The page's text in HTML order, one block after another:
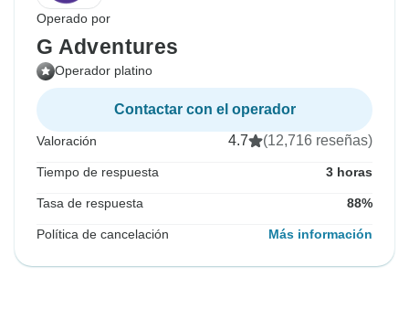
Operado por
G Adventures
Operador platino
Contactar con el operador
Valoración 4.7 (12,716 reseñas)
Tiempo de respuesta 3 horas
Tasa de respuesta 88%
Política de cancelación Más información